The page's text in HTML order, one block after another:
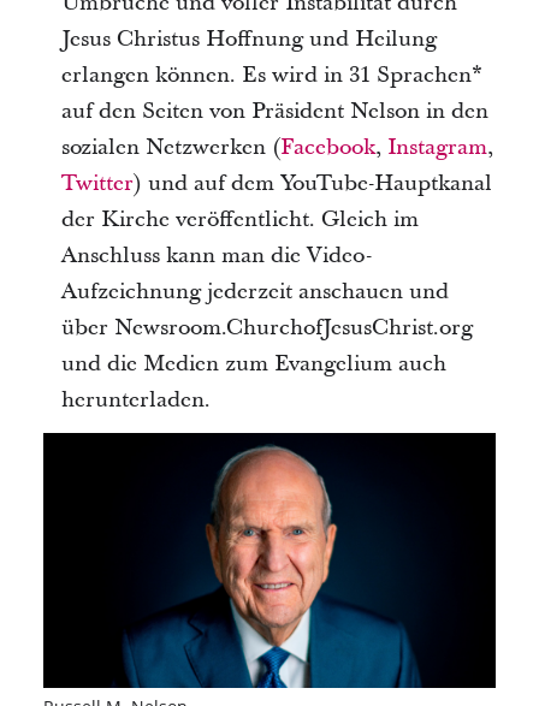
Jesus Christus Hoffnung und Heilung
erlangen können. Es wird in 31 Sprachen*
auf den Seiten von Präsident Nelson in den
sozialen Netzwerken (Facebook, Instagram,
Twitter) und auf dem YouTube-Hauptkanal
der Kirche veröffentlicht. Gleich im
Anschluss kann man die Video-
Aufzeichnung jederzeit anschauen und
über Newsroom.ChurchofJesusChrist.org
und die Medien zum Evangelium auch
herunterladen.